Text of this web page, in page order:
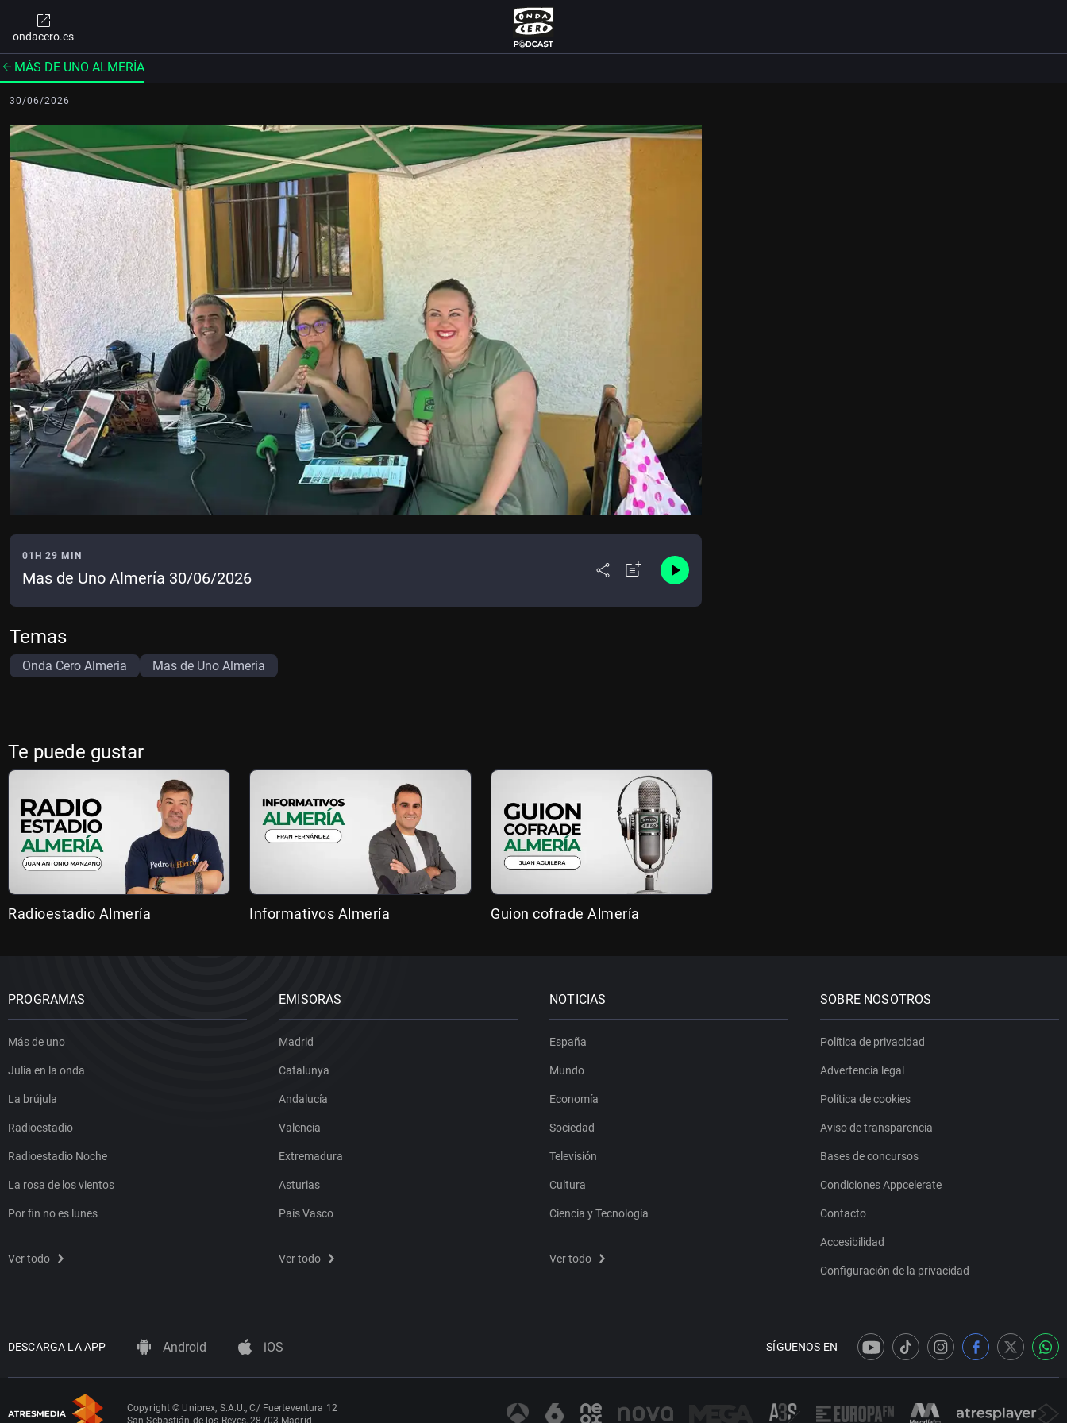
ondacero.es
MÁS DE UNO ALMERÍA
30/06/2026
01H 29 MIN
Mas de Uno Almería 30/06/2026
Temas
Onda Cero Almeria Mas de Uno Almeria
Te puede gustar
Radioestadio Almería Informativos Almería Guion cofrade Almería
PROGRAMAS
Más de uno
Julia en la onda
La brújula
Radioestadio
Radioestadio Noche
La rosa de los vientos
Por fin no es lunes
Ver todo
EMISORAS
Madrid
Catalunya
Andalucía
Valencia
Extremadura
Asturias
País Vasco
Ver todo
NOTICIAS
España
Mundo
Economía
Sociedad
Televisión
Cultura
Ciencia y Tecnología
Ver todo
SOBRE NOSOTROS
Política de privacidad
Advertencia legal
Política de cookies
Aviso de transparencia
Bases de concursos
Condiciones Appcelerate
Contacto
Accesibilidad
Configuración de la privacidad
DESCARGA LA APP Android iOS SÍGUENOS EN
Copyright © Uniprex, S.A.U., C/ Fuerteventura 12
San Sebastián de los Reyes, 28703 Madrid